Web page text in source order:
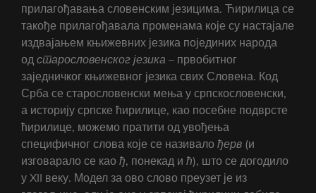
прилагођавања словенским језицима. Ћирилица се
такође прилагођавала променама које су настајале
издвајањем књижевних језика појединих народа
од старословенског језика – првобитног
заједничког књижевног језика свих Словена. Код
Срба се старословенски мења у српскословенски,
а историју српске ћирилице, као посебне подврсте
ћирилице, можемо пратити од увођења
специфичног слова које се називало ђерв (и
изговарало се као ђ, понекад и ћ), што се догодило
у XII веку. Модел за ово слово преузет је из